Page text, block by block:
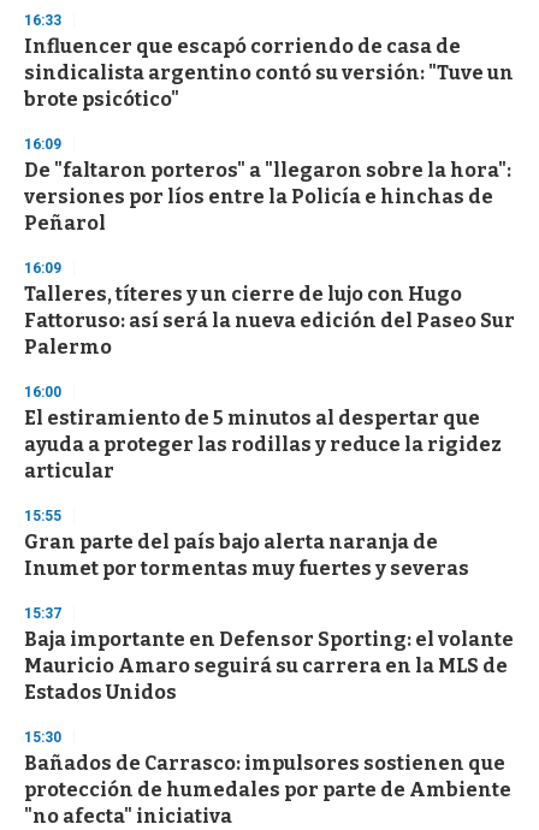
s
e
c
o
n
16:33
Influencer que escapó corriendo de casa de
sindicalista argentino contó su versión: "Tuve un
brote psicótico"
16:09
De "faltaron porteros" a "llegaron sobre la hora":
versiones por líos entre la Policía e hinchas de
Peñarol
16:09
Talleres, títeres y un cierre de lujo con Hugo
Fattoruso: así será la nueva edición del Paseo Sur
Palermo
16:00
El estiramiento de 5 minutos al despertar que
ayuda a proteger las rodillas y reduce la rigidez
articular
15:55
Gran parte del país bajo alerta naranja de
Inumet por tormentas muy fuertes y severas
15:37
Baja importante en Defensor Sporting: el volante
Mauricio Amaro seguirá su carrera en la MLS de
Estados Unidos
15:30
Bañados de Carrasco: impulsores sostienen que
protección de humedales por parte de Ambiente
"no afecta" iniciativa